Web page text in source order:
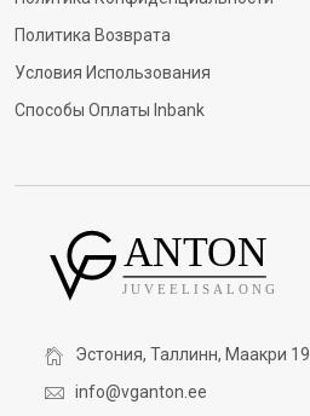
Политика Возврата
Условия Использования
Способы Оплаты Inbank
Эстония, Таллинн, Маакри 19
info@vganton.ee